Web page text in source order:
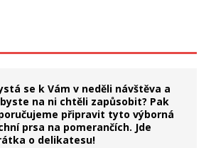
se k Vám v neděli návštěva a
na ni chtěli zapůsobit? Pak
připravit tyto výborná
prsa na pomerančích. Jde
o delikatesu!